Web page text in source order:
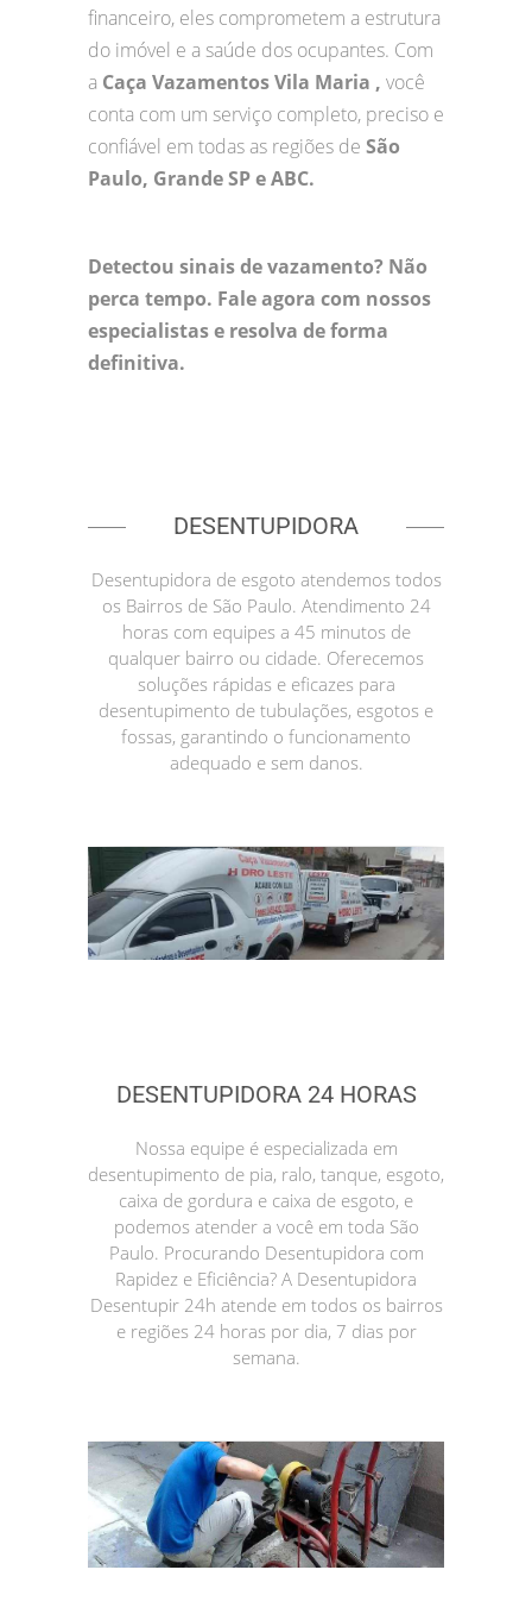
financeiro, eles comprometem a estrutura
do imóvel e a saúde dos ocupantes. Com
a Caça Vazamentos Vila Maria , você
conta com um serviço completo, preciso e
confiável em todas as regiões de São
Paulo, Grande SP e ABC.
Detectou sinais de vazamento? Não
perca tempo. Fale agora com nossos
especialistas e resolva de forma
definitiva.
DESENTUPIDORA
Desentupidora de esgoto atendemos todos
os Bairros de São Paulo. Atendimento 24
horas com equipes a 45 minutos de
qualquer bairro ou cidade. Oferecemos
soluções rápidas e eficazes para
desentupimento de tubulações, esgotos e
fossas, garantindo o funcionamento
adequado e sem danos.
DESENTUPIDORA 24 HORAS
Nossa equipe é especializada em
desentupimento de pia, ralo, tanque, esgoto,
caixa de gordura e caixa de esgoto, e
podemos atender a você em toda São
Paulo. Procurando Desentupidora com
Rapidez e Eficiência? A Desentupidora
Desentupir 24h atende em todos os bairros
e regiões 24 horas por dia, 7 dias por
semana.